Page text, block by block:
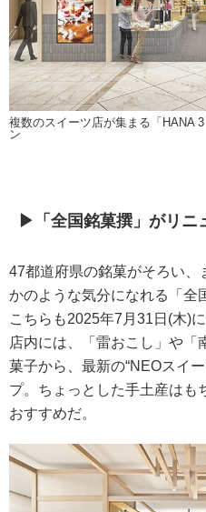
複数のスイーツ店が集まる「HANA
ン
▶「全国銘菓撰」がリニ
47都道府県の銘菓がそろい、
かのような気分になれる「全
こちらも2025年7月31日(木)
店内には、「雷おこし」や「
菓子から、最新の“NEOスイ
プ。ちょっとした手土産はも
おすすめだ。